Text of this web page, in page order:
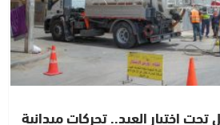
اختبار العيد.. تحركات ميدانية